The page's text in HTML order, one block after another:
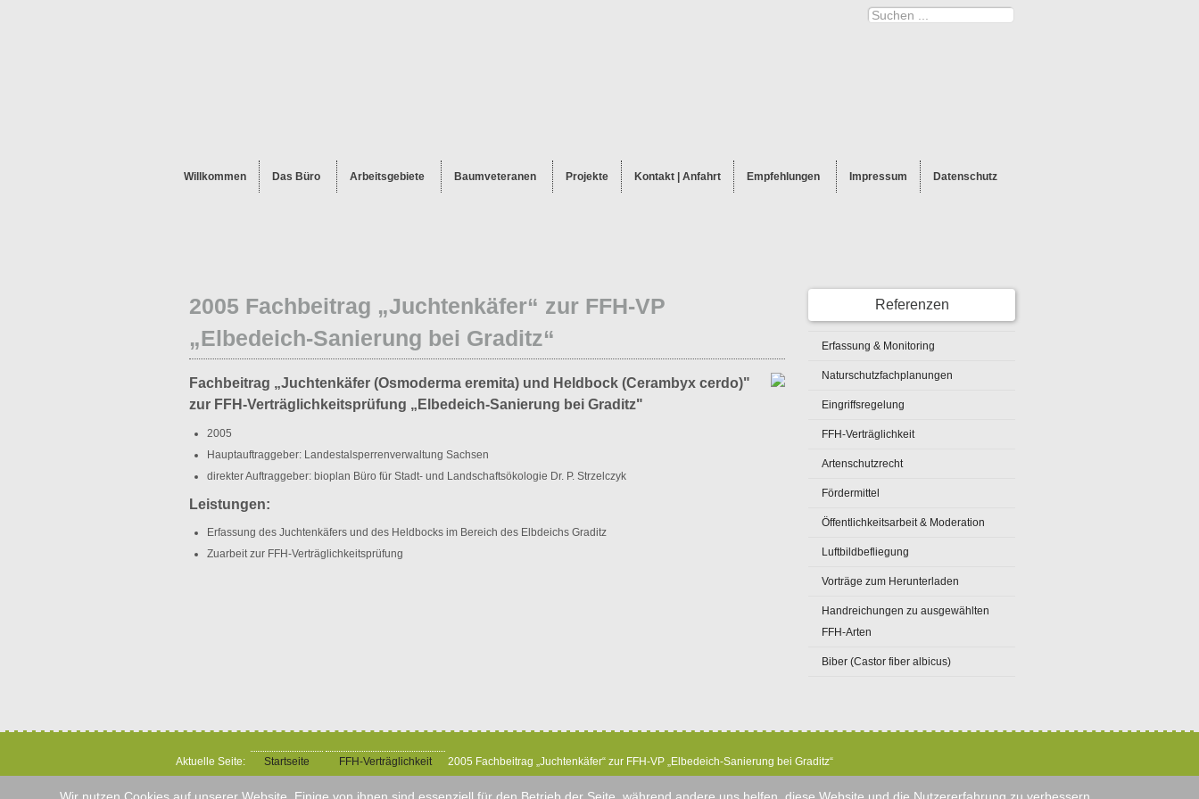
Willkommen Das Büro Arbeitsgebiete Baumveteranen Projekte Kontakt | Anfahrt Empfehlungen Impressum Datenschutz
Referenzen
Erfassung & Monitoring
Naturschutzfachplanungen
Eingriffsregelung
FFH-Verträglichkeit
Artenschutzrecht
Fördermittel
Öffentlichkeitsarbeit & Moderation
Luftbildbefliegung
Vorträge zum Herunterladen
Handreichungen zu ausgewählten
FFH-Arten
Biber (Castor fiber albicus)
2005 Fachbeitrag „Juchtenkäfer“ zur FFH-VP
„Elbedeich-Sanierung bei Graditz“
Fachbeitrag „Juchtenkäfer (Osmoderma eremita) und Heldbock (Cerambyx cerdo)"
zur FFH-Verträglichkeitsprüfung „Elbedeich-Sanierung bei Graditz"
2005
Hauptauftraggeber: Landestalsperrenverwaltung Sachsen
direkter Auftraggeber: bioplan Büro für Stadt- und Landschaftsökologie Dr. P. Strzelczyk
Leistungen:
Erfassung des Juchtenkäfers und des Heldbocks im Bereich des Elbdeichs Graditz
Zuarbeit zur FFH-Verträglichkeitsprüfung
Aktuelle Seite: Startseite FFH-Verträglichkeit 2005 Fachbeitrag „Juchtenkäfer“ zur FFH-VP „Elbedeich-Sanierung bei Graditz“